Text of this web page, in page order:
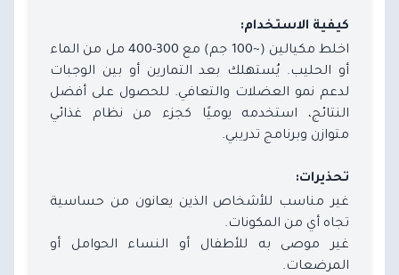
كيفية الاستخدام:
اخلط مكيالين (~100 جم) مع 300-400 مل من الماء
أو الحليب. يُستهلك بعد التمارين أو بين الوجبات
لدعم نمو العضلات والتعافي. للحصول على أفضل
النتائج، استخدمه يوميًا كجزء من نظام غذائي
متوازن وبرنامج تدريبي.
تحذيرات:
غير مناسب للأشخاص الذين يعانون من حساسية
تجاه أي من المكونات.
غير موصى به للأطفال أو النساء الحوامل أو
المرضعات.